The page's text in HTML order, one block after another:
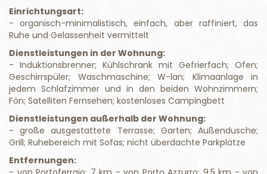
Einrichtungsart:
- organisch-minimalistisch, einfach, aber raffiniert, das
Ruhe und Gelassenheit vermittelt
Dienstleistungen in der Wohnung:
- Induktionsbrenner; Kühlschrank mit Gefrierfach; Ofen;
Geschirrspüler; Waschmaschine; W-lan; Klimaanlage in
jedem Schlafzimmer und in den beiden Wohnzimmern;
Fön; Satelliten Fernsehen; kostenloses Campingbett
Dienstleistungen außerhalb der Wohnung:
- große ausgestattete Terrasse; Garten; Außendusche;
Grill; Ruhebereich mit Sofas; nicht überdachte Parkplätze
Entfernungen: